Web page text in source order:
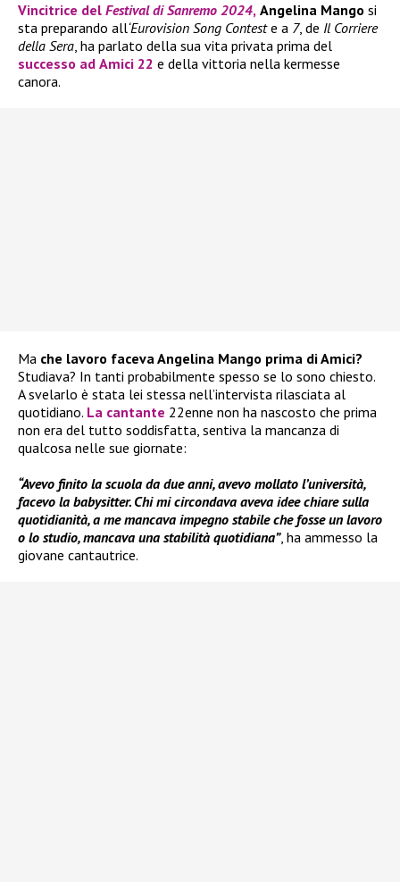
Vincitrice del Festival di Sanremo 2024, Angelina Mango si
sta preparando all‘Eurovision Song Conteste a 7, de Il Corriere
della Sera, ha parlato della sua vita privata prima del
successo ad Amici 22 e della vittoria nella kermesse
canora.
Ma che lavoro faceva Angelina Mango prima di Amici?
Studiava? In tanti probabilmente spesso se lo sono chiesto.
A svelarlo è stata lei stessa nell’intervista rilasciata al
quotidiano. La cantante 22enne non ha nascosto che prima
non era del tutto soddisfatta, sentiva la mancanza di
qualcosa nelle sue giornate:
“Avevo finito la scuola da due anni, avevo mollato l’università,
facevo la babysitter. Chi mi circondava aveva idee chiare sulla
quotidianità, a me mancava impegno stabile che fosse un lavoro
o lo studio, mancava una stabilità quotidiana”, ha ammesso la
giovane cantautrice.